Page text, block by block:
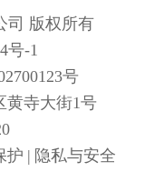
司 版权所有
号-1
号
黄寺大街1号
护 | 隐私与安全